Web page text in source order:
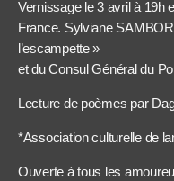
Vernissage le 3 avril à 19h
France. Sylviane
l’escampette »
et du Consul Général du
Lecture de poèmes par
*Association culturelle de
Ouverte à tous les